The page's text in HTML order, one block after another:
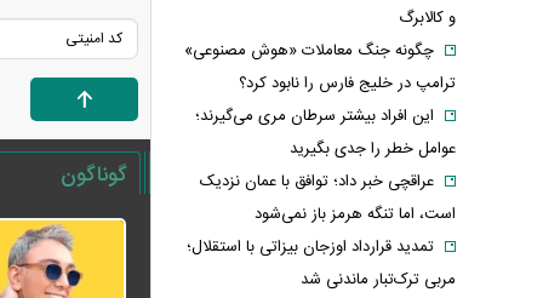
گوناگون
و کالابرگ
چگونه جنگ معاملات «هوش مصنوعی»
ترامپ در خلیج فارس را نابود کرد؟
این افراد بیشتر سرطان مری می‌گیرند؛
عوامل خطر را جدی بگیرید
عراقچی خبر داد؛ توافق با عمان نزدیک
است، اما تنگه هرمز باز نمی‌شود
تمدید قرارداد اوزجان بیزاتی با استقلال؛
مربی ترک‌تبار ماندنی شد